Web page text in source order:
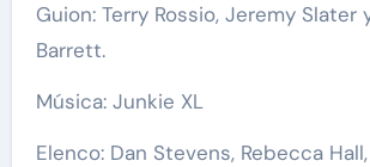
Guion: Terry Rossio, Jeremy Slater
Barrett.
Música: Junkie XL
Elenco: Dan Stevens, Rebecca